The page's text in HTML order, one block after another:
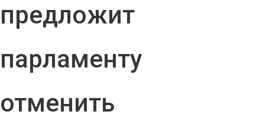
предложит
парламенту
отменить